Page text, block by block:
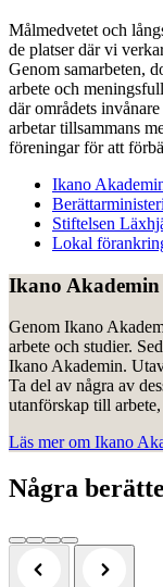
Målmedvetet och
de platser där vi
Genom samarbeten,
arbete och
där områdets
arbetar tillsammans
föreningar för att
Ikano
Stiftelsen
Lokal
Ikano
Genom Ikano
arbete och studier.
Ikano Akademin.
Ta del av några av
utanförskap till
Läs mer om Ikano
Några